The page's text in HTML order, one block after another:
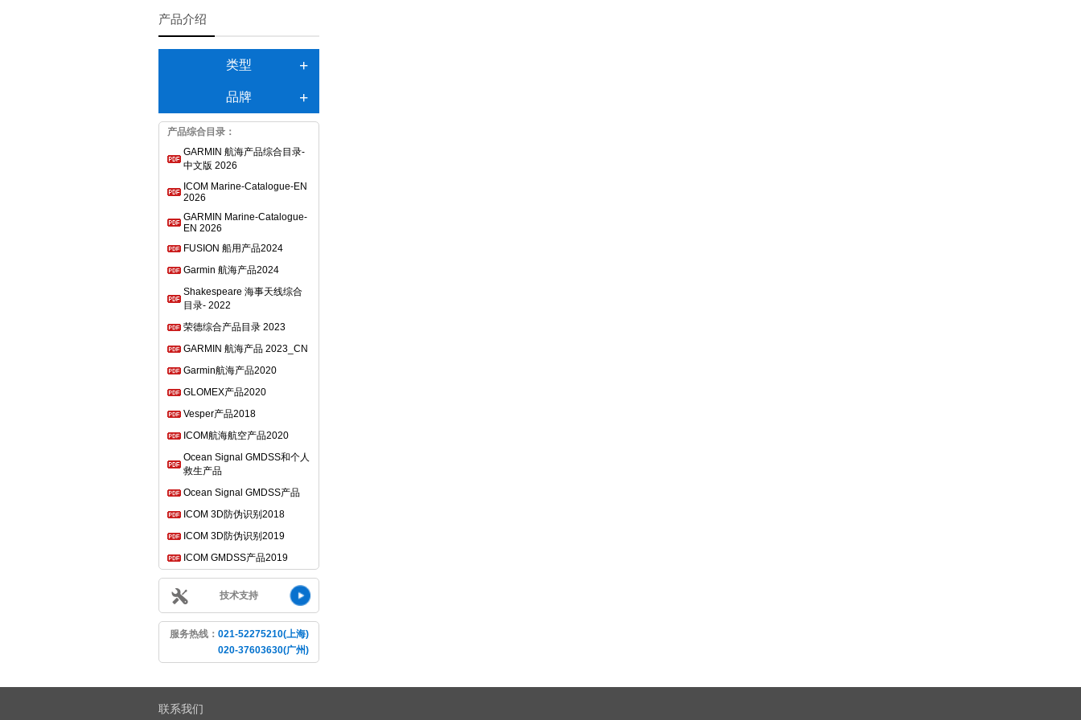
产品介绍
类型
品牌
产品综合目录：
GARMIN 航海产品综合目录-
中文版 2026
ICOM Marine-Catalogue-EN
2026
GARMIN Marine-Catalogue-
EN 2026
FUSION 船用产品2024
Garmin 航海产品2024
Shakespeare 海事天线综合
目录- 2022
荣德综合产品目录 2023
GARMIN 航海产品 2023_CN
Garmin航海产品2020
GLOMEX产品2020
Vesper产品2018
ICOM航海航空产品2020
Ocean Signal GMDSS和个人
救生产品
Ocean Signal GMDSS产品
ICOM 3D防伪识别2018
ICOM 3D防伪识别2019
ICOM GMDSS产品2019
技术支持
服务热线： 021-52275210(上海)
020-37603630(广州)
联系我们